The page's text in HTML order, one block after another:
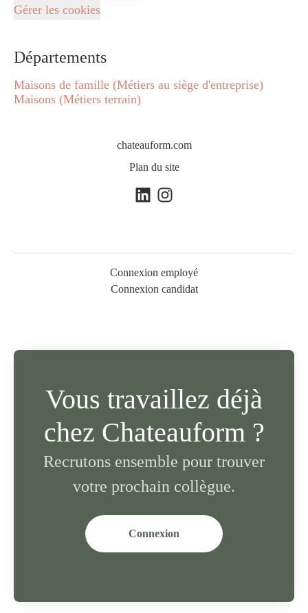
Gérer les cookies
Départements
Maisons de famille (Métiers au siège d'entreprise)
Maisons (Métiers terrain)
chateauform.com
Plan du site
Connexion employé
Connexion candidat
Vous travaillez déjà
chez Chateauform ?
Recrutons ensemble pour trouver
votre prochain collègue.
Connexion